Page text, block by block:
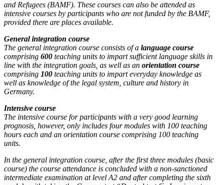
and Refugees (BAMF). These courses can also be attended as
intensive courses by participants who are not funded by the BAMF,
provided there are places available.
General integration course
The general integration course consists of a language course
comprising 600 teaching units to impart sufficient language skills in
line with the integration goals, as well as an orientation course
comprising 100 teaching units to impart everyday knowledge as
well as knowledge of the legal system, culture and history in
Germany.
Intensive course
The intensive course for participants with a very good learning
prognosis, however, only includes four modules with 100 teaching
hours each and an orientation course comprising 100 teaching
units.
In the general integration course, after the first three modules (basic
course) the course attendance is concluded with a non-sanctioned
intermediate examination at level A2 and after completing the sixth